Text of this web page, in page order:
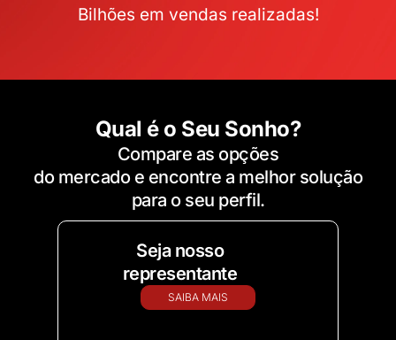
Bilhões em vendas realizadas!
Qual é o Seu Sonho?
Compare as opções
do mercado e encontre a melhor solução
para o seu perfil.
Seja nosso
representante
SAIBA MAIS